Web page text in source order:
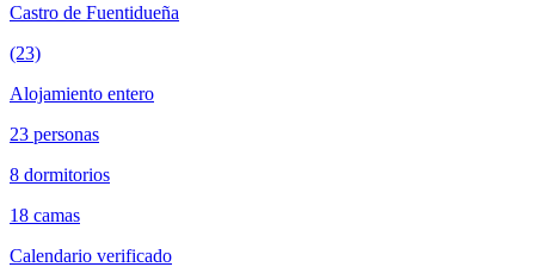
Castro de Fuentidueña
(23)
Alojamiento entero
23 personas
8 dormitorios
18 camas
Calendario verificado